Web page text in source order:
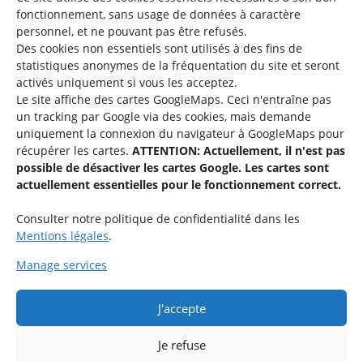
fonctionnement, sans usage de données à caractère
personnel, et ne pouvant pas être refusés.
Des cookies non essentiels sont utilisés à des fins de
statistiques anonymes de la fréquentation du site et seront
activés uniquement si vous les acceptez.
Le site affiche des cartes GoogleMaps. Ceci n'entraîne pas
un tracking par Google via des cookies, mais demande
uniquement la connexion du navigateur à GoogleMaps pour
récupérer les cartes. ATTENTION: Actuellement, il n'est pas
possible de désactiver les cartes Google. Les cartes sont
actuellement essentielles pour le fonctionnement correct.
Consulter notre politique de confidentialité dans les
Mentions légales.
Manage services
J'accepte
Je refuse
Une offre du
Service national de la jeunesse
48-50 rue Charles Martel
Rejoignez le groupe « Aide-Animateur / Animateur / Aide-